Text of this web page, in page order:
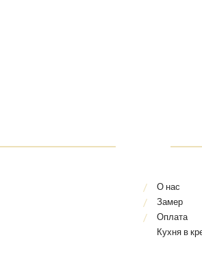
О нас
Замер
Оплата
Кухня в